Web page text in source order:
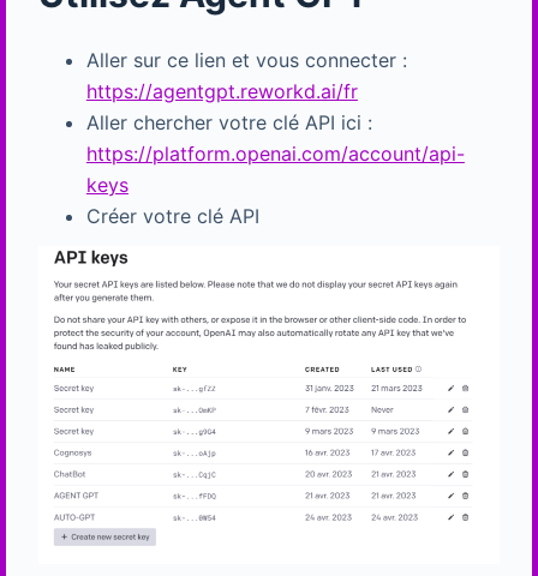
Aller sur ce lien et vous connecter :
https://agentgpt.reworkd.ai/fr
Aller chercher votre clé API ici :
https://platform.openai.com/account/api-
keys
Créer votre clé API